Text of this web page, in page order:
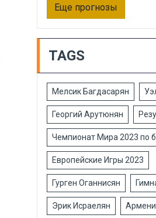
Еще прогнозы
TAGS
Мелсик Багдасарян
Георгий Арутюнян
Чемпионат Мира 2023 по
Европейские Игры 2023
Гурген Оганнисян
Эрик Исраелян